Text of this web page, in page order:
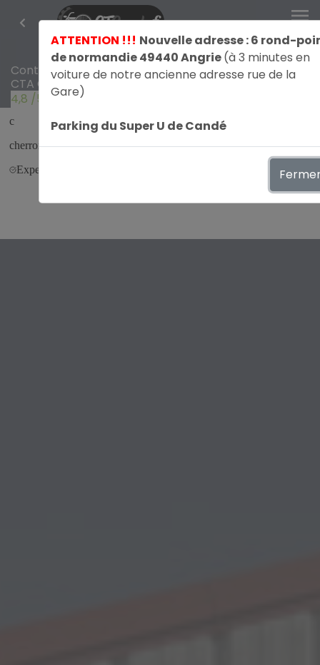
menu
Contrôle Technique
CTA Candé
4,8 /5 avis par GetmyOpinion
ATTENTION !!! Nouvelle adresse : 6 rond-
de normandie 49440 Angrie(à 3 minutes en
voiture de notre ancienne adresse rue de la
Gare)
Parking du Super U de Candé